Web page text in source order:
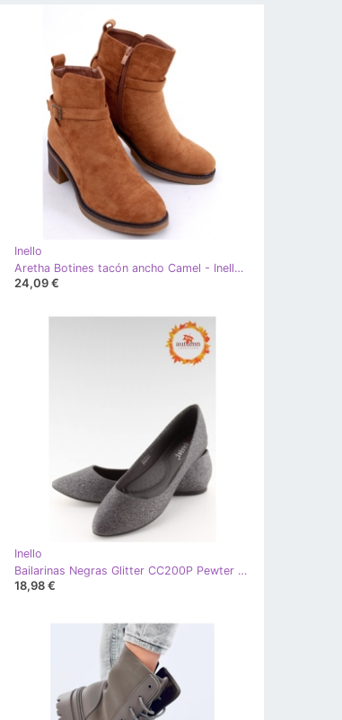
Inello
Aretha Botines tacón ancho Camel - Inello marrón
24,09 €
Inello
Bailarinas Negras Glitter CC200P Pewter - Inello negro
18,98 €